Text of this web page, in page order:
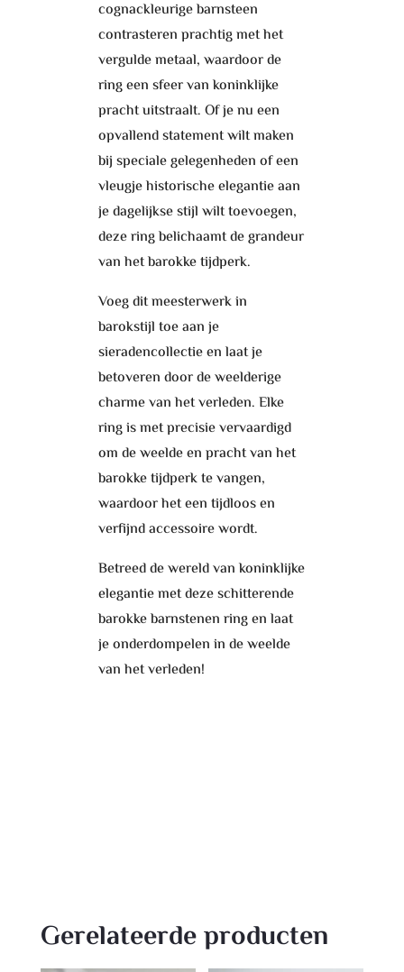
cognackleurige barnsteen
contrasteren prachtig met het
vergulde metaal, waardoor de
ring een sfeer van koninklijke
pracht uitstraalt. Of je nu een
opvallend statement wilt maken
bij speciale gelegenheden of een
vleugje historische elegantie aan
je dagelijkse stijl wilt toevoegen,
deze ring belichaamt de grandeur
van het barokke tijdperk.
Voeg dit meesterwerk in
barokstijl toe aan je
sieradencollectie en laat je
betoveren door de weelderige
charme van het verleden. Elke
ring is met precisie vervaardigd
om de weelde en pracht van het
barokke tijdperk te vangen,
waardoor het een tijdloos en
verfijnd accessoire wordt.
Betreed de wereld van koninklijke
elegantie met deze schitterende
barokke barnstenen ring en laat
je onderdompelen in de weelde
van het verleden!
Gerelateerde producten